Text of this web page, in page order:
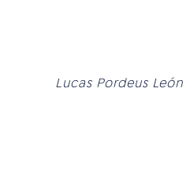
Lucas Pordeus